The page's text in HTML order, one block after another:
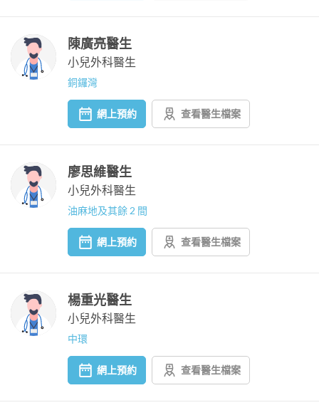
陳廣亮醫生
小兒外科醫生
銅鑼灣
網上預約 查看醫生檔案
廖思維醫生
小兒外科醫生
油麻地及其餘 2 間
網上預約 查看醫生檔案
楊重光醫生
小兒外科醫生
中環
網上預約 查看醫生檔案